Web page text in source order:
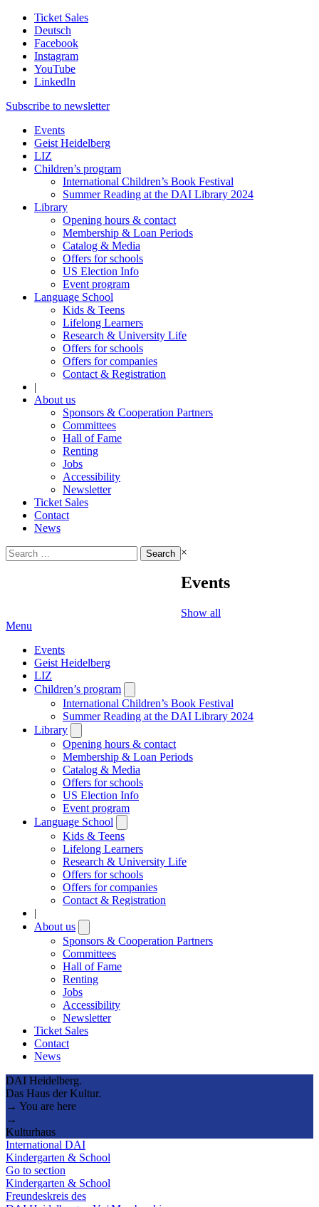
Ticket Sales
Deutsch
Facebook
Instagram
YouTube
LinkedIn
Subscribe to newsletter
Events
Geist Heidelberg
LIZ
Children’s program
International Children’s Book Festival
Summer Reading at the DAI Library 2024
Library
Opening hours & contact
Membership & Loan Periods
Catalog & Media
Offers for schools
US Election Info
Event program
Language School
Kids & Teens
Lifelong Learners
Research & University Life
Offers for schools
Offers for companies
Contact & Registration
|
About us
Sponsors & Cooperation Partners
Committees
Hall of Fame
Renting
Jobs
Accessibility
Newsletter
Ticket Sales
Contact
News
Search
for:
×
Events
Show all
Menu
Events
Geist Heidelberg
LIZ
Children’s program
submenu
International Children’s Book Festival
Summer Reading at the DAI Library 2024
Library
submenu
Opening hours & contact
Membership & Loan Periods
Catalog & Media
Offers for schools
US Election Info
Event program
Language School
submenu
Kids & Teens
Lifelong Learners
Research & University Life
Offers for schools
Offers for companies
Contact & Registration
|
About us
submenu
Sponsors & Cooperation Partners
Committees
Hall of Fame
Renting
Jobs
Accessibility
Newsletter
Ticket Sales
Contact
News
DAI Heidelberg.
Das Haus der Kultur.
→ You are here
→
Kulturhaus
International DAI
Kindergarten & School
Go to section
Kindergarten & School
Freundeskreis des